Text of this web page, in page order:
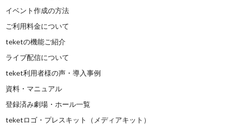
イベント作成の方法
ご利用料金について
teketの機能ご紹介
ライブ配信について
teket利用者様の声・導入事例
資料・マニュアル
登録済み劇場・ホール一覧
teketロゴ・プレスキット（メディアキット）